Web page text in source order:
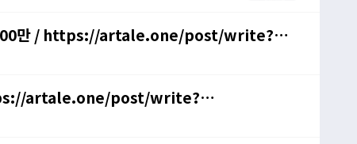
/ 400만 / https://artale.one/post/write?
artale.one/post/write?